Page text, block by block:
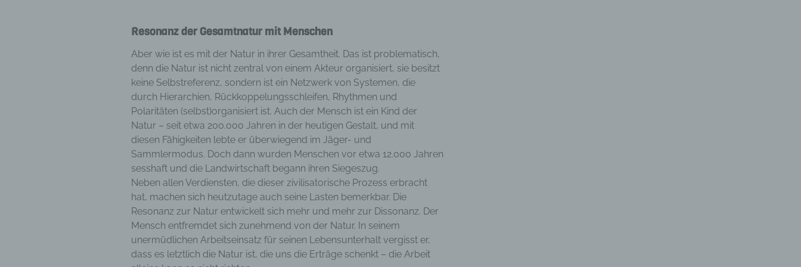
Resonanz der Gesamtnatur mit Menschen
Aber wie ist es mit der Natur in ihrer Gesamtheit. Das ist problematisch,
denn die Natur ist nicht zentral von einem Akteur organisiert, sie besitzt
keine Selbstreferenz, sondern ist ein Netzwerk von Systemen, die
durch Hierarchien, Rückkoppelungsschleifen, Rhythmen und
Polaritäten (selbst)organisiert ist. Auch der Mensch ist ein Kind der
Natur – seit etwa 200.000 Jahren in der heutigen Gestalt, und mit
diesen Fähigkeiten lebte er überwiegend im Jäger- und
Sammlermodus. Doch dann wurden Menschen vor etwa 12.000 Jahren
sesshaft und die Landwirtschaft begann ihren Siegeszug.
Neben allen Verdiensten, die dieser zivilisatorische Prozess erbracht
hat, machen sich heutzutage auch seine Lasten bemerkbar. Die
Resonanz zur Natur entwickelt sich mehr und mehr zur Dissonanz. Der
Mensch entfremdet sich zunehmend von der Natur. In seinem
unermüdlichen Arbeitseinsatz für seinen Lebensunterhalt vergisst er,
dass es letztlich die Natur ist, die uns die Erträge schenkt – die Arbeit
Pseudonymisierung ist die Verarbeitung personenbezogener Daten in einer Weise,
auf welche die personenbezogenen Daten ohne Hinzuziehung zusätzlicher
Informationen nicht mehr einer spezifischen betroffenen Person zugeordnet werden
können, sofern diese zusätzlichen Informationen gesondert aufbewahrt werden und
technischen und organisatorischen Maßnahmen unterliegen, die gewährleisten,
dass die personenbezogenen Daten nicht einer identifizierten oder identifizierbaren
natürlichen Person zugewiesen werden.
g) Verantwortlicher oder für die Verarbeitung
Verantwortlicher
Verantwortlicher oder für die Verarbeitung Verantwortlicher ist die natürliche oder
juristische Person, Behörde, Einrichtung oder andere Stelle, die allein oder
gemeinsam mit anderen über die Zwecke und Mittel der Verarbeitung von
personenbezogenen Daten entscheidet. Sind die Zwecke und Mittel dieser
Verarbeitung durch das Unionsrecht oder das Recht der Mitgliedstaaten
vorgegeben, so kann der Verantwortliche beziehungsweise können die bestimmten